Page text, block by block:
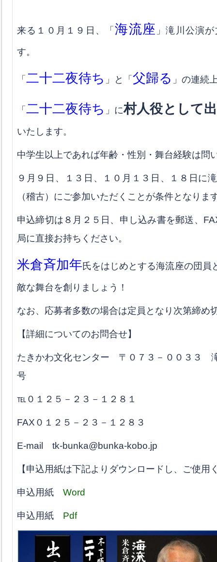
来る１０月１９日、「海流座 」滝川公演
す。
「二十二夜待ち 」と「父歸る 」の連続
「二十二夜待ち 」に村人役として
いたします。
中学生以上であれば年齢・性別・舞台経験は問
９月９日、１３日、１０月１３日、１８日に
（稽古）にご参加いただくことが条件となりま
申込締切は８月２５日、申し込み書を郵送、
局に直接お持ちください。
米倉斉加年氏をはじめとする海流座の団員
敵な舞台を創りましょう！
なお、応募者多数の場合は定員となり次第締め
【詳細についてのお問合せ】
たきかわ文化センター 〒０７３－００３３
号
℡０１２５－２３－１２８１
FAX０１２５－２３－１２８３
E-mail tk-bunka@bunka-kobo.jp
【申込用紙は下記よりダウンロードし、ご使用
申込用紙 Word
申込用紙 Pdf